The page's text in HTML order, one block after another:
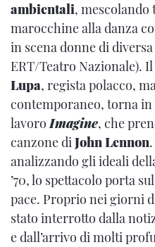
ambientali,
marocchine alla danza
in scena donne di
ERT/Teatro Nazionale). Il
Lupa, regista polacco,
contemporaneo, torna
lavoroImagine, che
canzone diJohn Lennon
analizzando gli ideali
’70, lo spettacolo porta
pace. Proprio nei giorni
stato interrotto dalla
e dall’arrivo di molti